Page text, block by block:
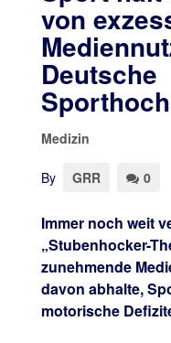
von
Deutsche
Medizin
By GRR 0
Immer noch weit
„Stubenhocker-
zunehmende
davon abhalte,
motorische